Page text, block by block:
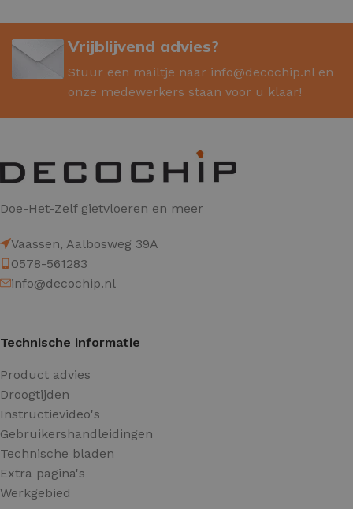
Vrijblijvend advies?
Stuur een mailtje naar info@decochip.nl en
onze medewerkers staan voor u klaar!
Doe-Het-Zelf gietvloeren en meer
Vaassen, Aalbosweg 39A
0578-561283
info@decochip.nl
Technische informatie
Product advies
Droogtijden
Instructievideo's
Gebruikershandleidingen
Technische bladen
Extra pagina's
Werkgebied